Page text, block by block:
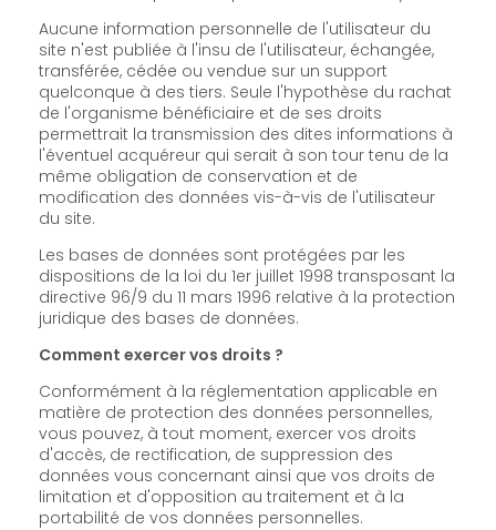
Aucune information personnelle de l'utilisateur du
site n'est publiée à l'insu de l'utilisateur, échangée,
transférée, cédée ou vendue sur un support
quelconque à des tiers. Seule l'hypothèse du rachat
de l'organisme bénéficiaire et de ses droits
permettrait la transmission des dites informations à
l'éventuel acquéreur qui serait à son tour tenu de la
même obligation de conservation et de
modification des données vis-à-vis de l'utilisateur
du site.
Les bases de données sont protégées par les
dispositions de la loi du 1er juillet 1998 transposant la
directive 96/9 du 11 mars 1996 relative à la protection
juridique des bases de données.
Comment exercer vos droits ?
Conformément à la réglementation applicable en
matière de protection des données personnelles,
vous pouvez, à tout moment, exercer vos droits
d'accès, de rectification, de suppression des
données vous concernant ainsi que vos droits de
limitation et d'opposition au traitement et à la
portabilité de vos données personnelles.